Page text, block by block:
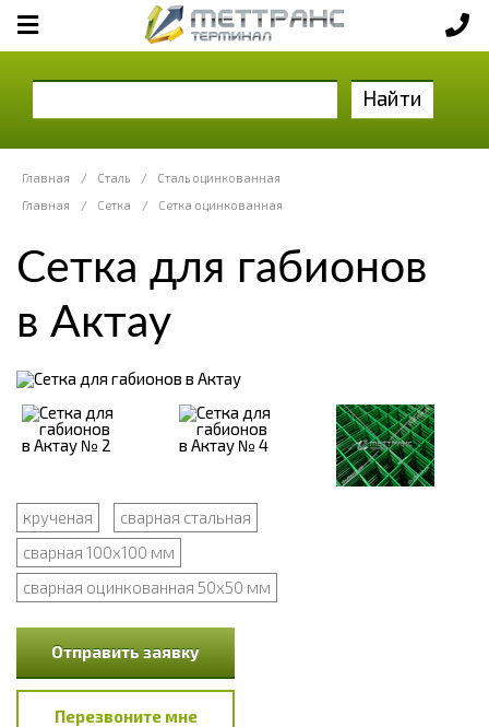
Найти
Главная / Сталь /
Сталь оцинкованная
Главная
/ Сетка / Сетка оцинкованная
Сетка для габионов
в Актау
крученая
сварная стальная
сварная 100x100 мм
сварная оцинкованная 50х50 мм
Отправить заявку
Перезвоните мне